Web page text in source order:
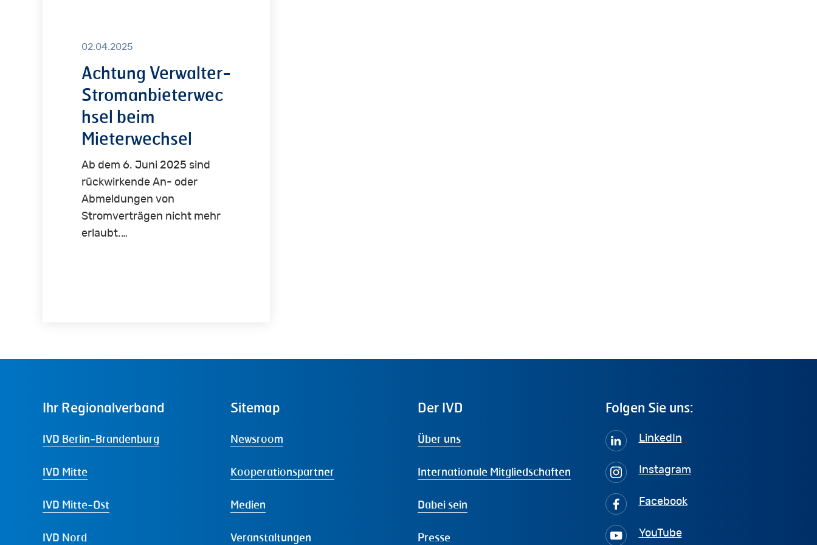
02.04.2025
Achtung Verwalter-
Stromanbieterwec
hsel beim
Mieterwechsel
Ab dem 6. Juni 2025 sind
rückwirkende An- oder
Abmeldungen von
Stromverträgen nicht mehr
erlaubt.…
Ihr Regionalverband
IVD Berlin-Brandenburg
IVD Mitte
IVD Mitte-Ost
IVD Nord
Sitemap
Newsroom
Kooperationspartner
Medien
Veranstaltungen
Der IVD
Über uns
Internationale Mitgliedschaften
Dabei sein
Presse
Folgen Sie uns:
LinkedIn
Instagram
Facebook
YouTube